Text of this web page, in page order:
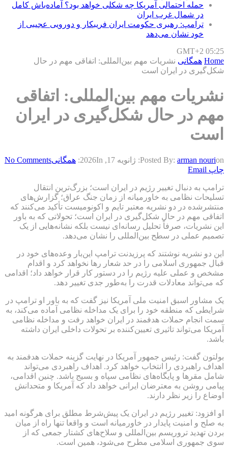
حمله احتمالی آمریکا چه شکلی خواهد بود؟ آماده‌باش کامل
در شمال غرب ایران
ترامپ: رهبری حکومت ایران فریبکار و دورویی عجیبی از
خود نشان می‌دهد
GMT+2 05:25
Home همگانی نشریات مهم بین‌المللی: اتفاقی مهم در حال
شکل‌گیری در ایران است
نشریات مهم بین‌المللی: اتفاقی
مهم در حال شکل‌گیری در ایران
است
Posted By: arman nourion: ژانویه 17, 2026 In: همگانیNo Comments
چاپ Email
ترامپ به دنبال تغییر رژیم در ایران است؛ بزرگ‌ترین انتقال
تسلیحات نظامی به خاورمیانه از زمان جنگ عراق؛ گزارش‌های
منتشرشده در دو نشریه معتبر تایم و اکونومیست تأکید می‌کنند که
اتفاقی مهم در حال شکل‌گیری در ایران است؛ تحولاتی که به باور
این نشریات، صرفاً تحلیل رسانه‌ای نیست بلکه نشانه‌هایی از یک
تصمیم عملی در سطح بین‌المللی را نشان می‌دهد.
این دو نشریه نوشتند که پرزیدنت ترامپ این‌بار وعده‌های خود در
قبال جمهوری اسلامی را در حد شعار رها نخواهد کرد و اقدام
مشخص و عملی علیه رژیم را در دستور کار قرار خواهد داد؛ اقدامی
که می‌تواند معادلات قدرت را به‌طور جدی تغییر دهد.
یک مشاور اسبق امنیت ملی آمریکا نیز گفت که به باور او ترامپ در
شرایطی که منطقه خود را برای یک مداخله نظامی آماده می‌کند، به
سمت انجام حملات هدفمند در ایران خواهد رفت و مداخله نظامی
آمریکا می‌تواند تاثیری تعیین‌کننده بر تحولات داخلی ایران داشته
باشد.
بولتون گفت: رئیس جمهور آمریکا در نهایت گزینه حملات هدفمند به
اهداف راهبردی را انتخاب خواهد کرد. اهداف راهبردی می‌تواند
شامل مقرها و پایگاه‌های نظامی سپاه و بسیج باشد. چنین اقدامی،
پیامی روشن به معترضان ایرانی خواهد داد که آمریکا و متحدانش
اوضاع را زیر نظر دارند.
او افزود: تغییر رژیم در ایران یک پیش‌شرط مطلق برای هرگونه امید
به صلح و امنیت پایدار در خاورمیانه است و واقعا تنها راه از میان
بردن تهدید تروریسم بین‌المللی و سلاح‌های کشتار جمعی که از
سوی جمهوری اسلامی مطرح می‌شود، همین است.